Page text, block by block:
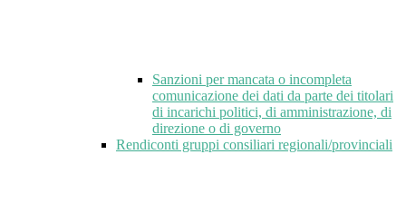
Sanzioni per mancata o incompleta
comunicazione dei dati da parte dei titolari
di incarichi politici, di amministrazione, di
direzione o di governo
Rendiconti gruppi consiliari regionali/provinciali